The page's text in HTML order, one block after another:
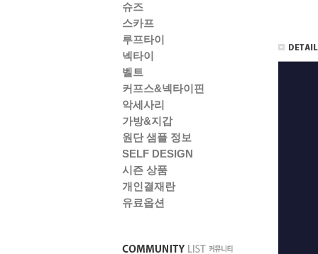
슈즈
스카프
루프타이
넥타이
벨트
커프스&넥타이핀
악세사리
가방&지갑
원단 샘플 정보
SELF DESIGN
시즌 상품
개인결재란
유료옵션